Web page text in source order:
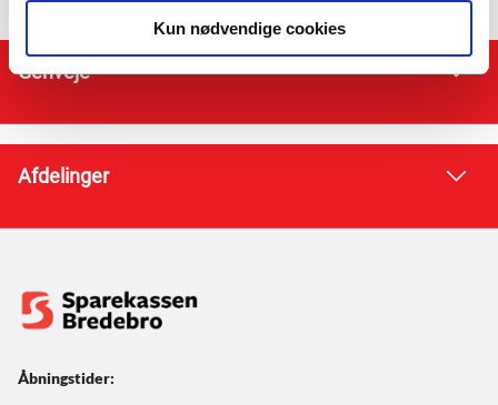
Kun nødvendige cookies
Genveje
Afdelinger
Åbningstider: